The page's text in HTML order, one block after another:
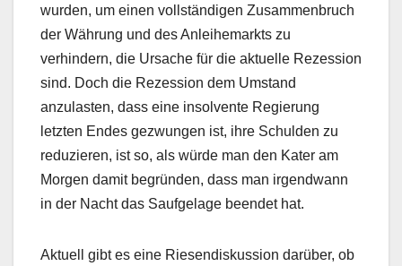
wurden, um einen vollständigen Zusammenbruch
der Währung und des Anleihemarkts zu
verhindern, die Ursache für die aktuelle Rezession
sind. Doch die Rezession dem Umstand
anzulasten, dass eine insolvente Regierung
letzten Endes gezwungen ist, ihre Schulden zu
reduzieren, ist so, als würde man den Kater am
Morgen damit begründen, dass man irgendwann
in der Nacht das Saufgelage beendet hat.
Aktuell gibt es eine Riesendiskussion darüber, ob